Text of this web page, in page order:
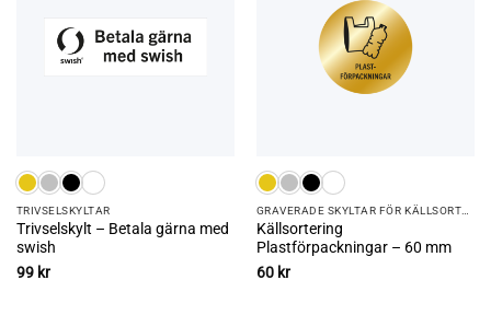
TRIVSEL­SKYLTAR
Trivselskylt – Betala gärna med
swish
99 kr
Källsortering
Plastförpackningar – 60 mm
60 kr